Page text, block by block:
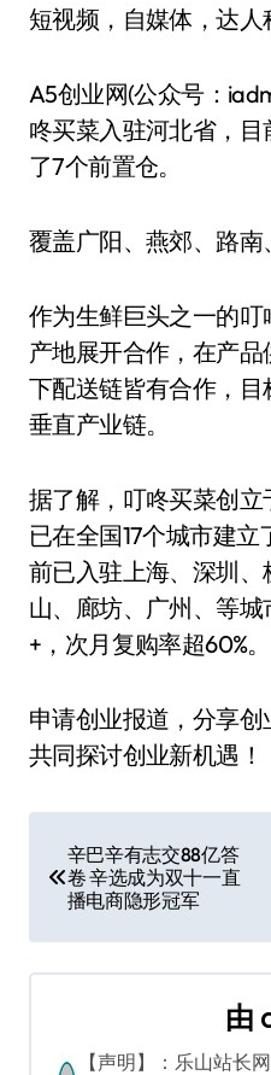
短视频，自媒体，达
A5创业网(公众号：
咚买菜入驻河北省，
了7个前置仓。
覆盖广阳、燕郊、路南
作为生鲜巨头之一的
产地展开合作，在产
下配送链皆有合作，
垂直产业链。
据了解，叮咚买菜创立
已在全国17个城市建立
前已入驻上海、深圳
山、廊坊、广州、等
+，次月复购率超60%。
申请创业报道，分享创
共同探讨创业新机遇！
章
导
航
辛巴辛有志交88亿答
卷 辛选成为双十一直
播电商隐形冠军
由
【声明】：乐山站长